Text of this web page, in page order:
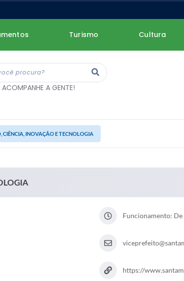
Turismo Cultura
ACOMPANHE A GENTE!
CIÊNCIA, INOVAÇÃO E TECNOLOGIA
Funcionamento: De
https://